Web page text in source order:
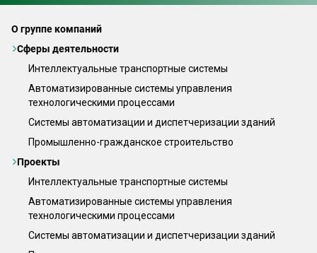
О группе компаний
Сферы деятельности
Интеллектуальные транспортные системы
Автоматизированные системы управления
технологическими процессами
Системы автоматизации и диспетчеризации зданий
Промышленно-гражданское строительство
Проекты
Интеллектуальные транспортные системы
Автоматизированные системы управления
технологическими процессами
Системы автоматизации и диспетчеризации зданий